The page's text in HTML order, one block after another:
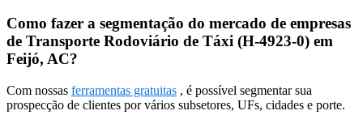
Como fazer a segmentação do mercado de empresas
de Transporte Rodoviário de Táxi (H-4923-0) em
Feijó, AC?
Com nossas ferramentas gratuitas , é possível segmentar sua
prospecção de clientes por vários subsetores, UFs, cidades e porte.